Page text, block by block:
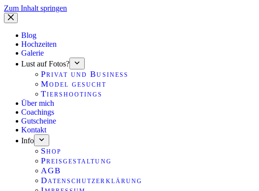
Zum Inhalt springen
Blog
Hochzeiten
Galerie
Lust auf Fotos?
Privat und Business
Model gesucht
Tiershootings
Über mich
Coachings
Gutscheine
Kontakt
Info
Shop
Preisgestaltung
AGB
Datenschutzerklärung